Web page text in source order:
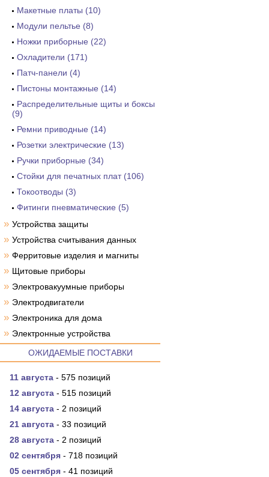
Макетные платы (10)
Модули пельтье (8)
Ножки приборные (22)
Охладители (171)
Патч-панели (4)
Пистоны монтажные (14)
Распределительные щиты и боксы
(9)
Ремни приводные (14)
Розетки электрические (13)
Ручки приборные (34)
Стойки для печатных плат (106)
Токоотводы (3)
Фитинги пневматические (5)
» Устройства защиты
» Устройства считывания данных
» Ферритовые изделия и магниты
» Щитовые приборы
» Электровакуумные приборы
» Электродвигатели
» Электроника для дома
» Электронные устройства
ОЖИДАЕМЫЕ ПОСТАВКИ
11 августа - 575 позиций
12 августа - 515 позиций
14 августа - 2 позиций
21 августа - 33 позиций
28 августа - 2 позиций
02 сентября - 718 позиций
05 сентября - 41 позиций